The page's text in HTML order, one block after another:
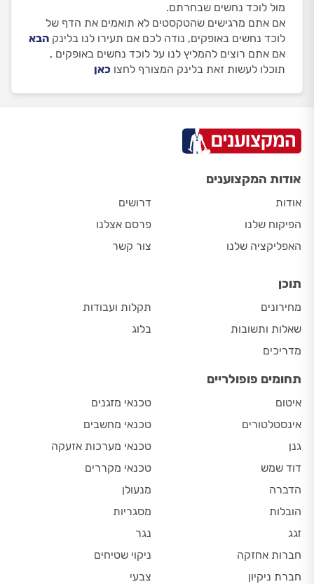
מול לוכד נחשים שבחרתם.
אם אתם מרגישים שהטקסטים לא תואמים את הדף של
לוכד נחשים באופקים, נודה לכם אם תעירו לנו בלינק הבא
אם אתם רוצים להמליץ לנו על לוכד נחשים באופקים ,
תוכלו לעשות זאת בלינק המצורף לחצו כאן
אודות המקצוענים
אודות
הפיקוח שלנו
האפליקציה שלנו
דרושים
פרסם אצלנו
צור קשר
תוכן
מחירונים
שאלות ותשובות
מדריכים
תקלות ועבודות
בלוג
תחומים פופולריים
איטום
אינסטלטורים
גנן
דוד שמש
הדברה
הובלות
זגג
חברות אחזקה
חברת ניקיון
טכנאי מזגנים
טכנאי מחשבים
טכנאי מערכות אזעקה
טכנאי מקררים
מנעולן
מסגריות
נגר
ניקוי שטיחים
צבעי